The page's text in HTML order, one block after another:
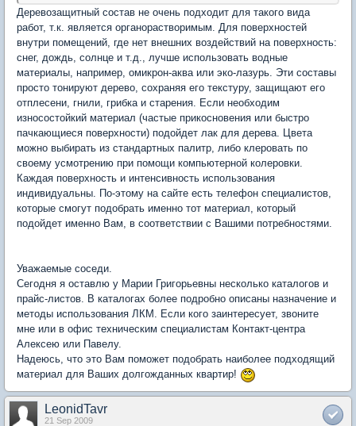
Деревозащитный состав не очень подходит для такого вида
работ, т.к. является органорастворимым. Для поверхностей
внутри помещений, где нет внешних воздействий на поверхность:
снег, дождь, солнце и т.д., лучше использовать водные
материалы, например, омикрон-аква или эко-лазурь. Эти составы
просто тонируют дерево, сохраняя его текстуру, защищают его
отплесени, гнили, грибка и старения. Если необходим
износостойкий материал (частые прикосновения или быстро
пачкающиеся поверхности) подойдет лак для дерева. Цвета
можно выбирать из стандартных палитр, либо клеровать по
своему усмотрению при помощи компьютерной колеровки.
Каждая поверхность и интенсивность использования
индивидуальны. По-этому на сайте есть телефон специалистов,
которые смогут подобрать именно тот материал, который
подойдет именно Вам, в соответствии с Вашими потребностями.
Уважаемые соседи.
Сегодня я оставлю у Марии Григорьевны несколько каталогов и
прайс-листов. В каталогах более подробно описаны назначение и
методы использования ЛКМ. Если кого заинтересует, звоните
мне или в офис техническим специалистам Контакт-центра
Алексею или Павелу.
Надеюсь, что это Вам поможет подобрать наиболее подходящий
материал для Ваших долгожданных квартир!
LeonidTavr
21 Sep 2009